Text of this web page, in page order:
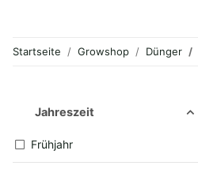
Startseite Growshop Dünger
Jahreszeit
Frühjahr